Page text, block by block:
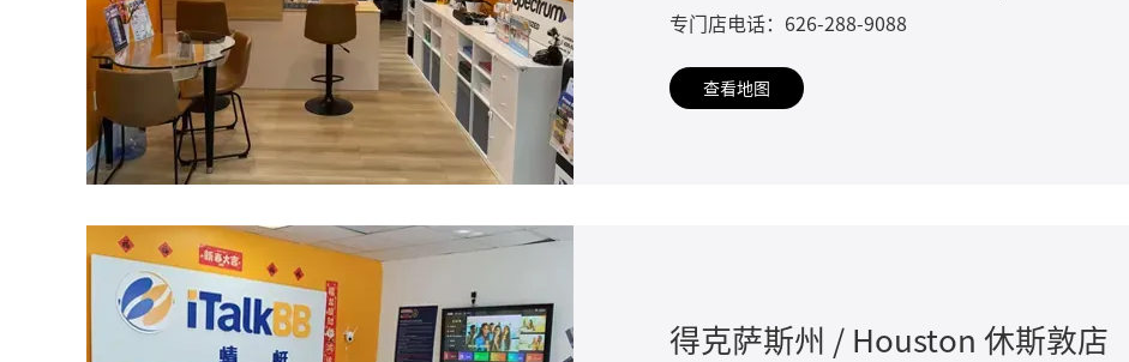
专门店电话：626-288-9088
查看地图
得克萨斯州 / Houston 休斯敦店